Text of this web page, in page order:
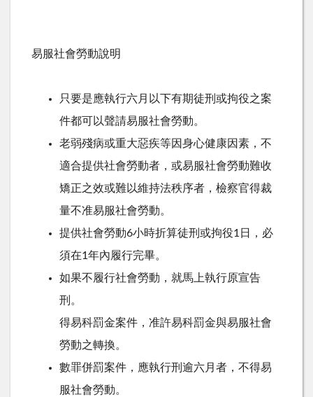
易服社會勞動說明
只要是應執行六月以下有期徒刑或拘役之案
件都可以聲請易服社會勞動。
老弱殘病或重大惡疾等因身心健康因素，不
適合提供社會勞動者，或易服社會勞動難收
矯正之效或難以維持法秩序者，檢察官得裁
量不准易服社會勞動。
提供社會勞動6小時折算徒刑或拘役1日，必
須在1年內履行完畢。
如果不履行社會勞動，就馬上執行原宣告
刑。
得易科罰金案件，准許易科罰金與易服社會
勞動之轉換。
數罪併罰案件，應執行刑逾六月者，不得易
服社會勞動。